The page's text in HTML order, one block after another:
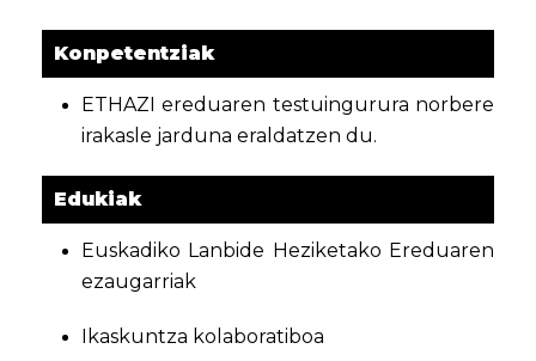
Konpetentziak
ETHAZI ereduaren testuingurura norbere
irakasle jarduna eraldatzen du.
Edukiak
Euskadiko Lanbide Heziketako Ereduaren
ezaugarriak
Ikaskuntza kolaboratiboa